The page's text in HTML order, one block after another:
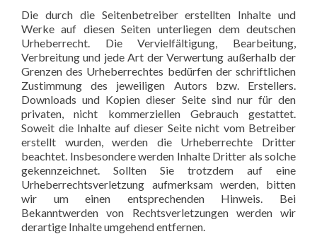
Die durch die Seitenbetreiber erstellten Inhalte und
Werke auf diesen Seiten unterliegen dem deutschen
Urheberrecht. Die Vervielfältigung, Bearbeitung,
Verbreitung und jede Art der Verwertung außerhalb der
Grenzen des Urheberrechtes bedürfen der schriftlichen
Zustimmung des jeweiligen Autors bzw. Erstellers.
Downloads und Kopien dieser Seite sind nur für den
privaten, nicht kommerziellen Gebrauch gestattet.
Soweit die Inhalte auf dieser Seite nicht vom Betreiber
erstellt wurden, werden die Urheberrechte Dritter
beachtet. Insbesondere werden Inhalte Dritter als solche
gekennzeichnet. Sollten Sie trotzdem auf eine
Urheberrechtsverletzung aufmerksam werden, bitten
wir um einen entsprechenden Hinweis. Bei
Bekanntwerden von Rechtsverletzungen werden wir
derartige Inhalte umgehend entfernen.